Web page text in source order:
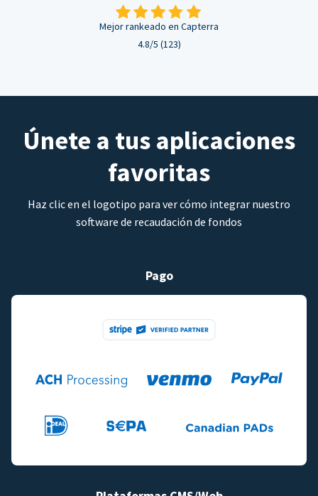
Mejor rankeado en Capterra
4.8/5 (123)
Únete a tus aplicaciones
favoritas
Haz clic en el logotipo para ver cómo integrar nuestro
software de recaudación de fondos
Pago